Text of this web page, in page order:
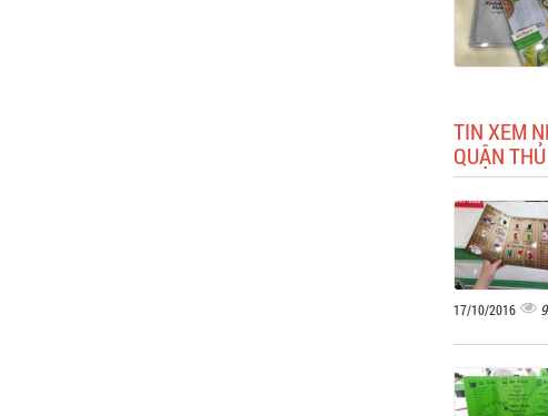
TIN XEM
QUẬN
17/10/2016